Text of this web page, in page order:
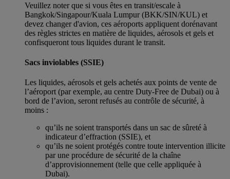
Veuillez noter que si vous êtes en transit/escale à
Bangkok/Singapour/Kuala Lumpur (BKK/SIN/KUL) et
devez changer d'avion, ces aéroports appliquent dorénavant
des règles strictes en matière de liquides, aérosols et gels et
confisqueront tous liquides durant le transit.
Sacs inviolables (SSIE)
Les liquides, aérosols et gels achetés aux points de vente de
l’aéroport (par exemple, au centre Duty-Free de Dubai) ou à
bord de l’avion, seront refusés au contrôle de sécurité, à
moins :
qu’ils ne soient transportés dans un sac de sûreté à
indicateur d’effraction (SSIE), et
qu’ils ne soient protégés contre toute intervention illicite
par une procédure de sécurité de la chaîne
d’approvisionnement (telle que celle appliquée à
Dubai).